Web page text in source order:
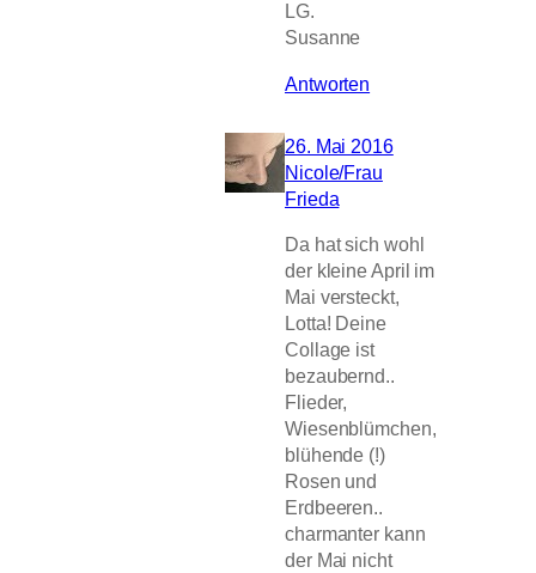
LG.
Susanne
Antworten
26. Mai 2016
Nicole/Frau
Frieda
Da hat sich wohl
der kleine April im
Mai versteckt,
Lotta! Deine
Collage ist
bezaubernd..
Flieder,
Wiesenblümchen,
blühende (!)
Rosen und
Erdbeeren..
charmanter kann
der Mai nicht